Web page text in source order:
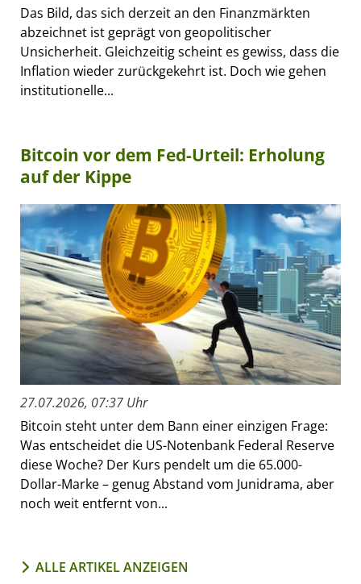
Das Bild, das sich derzeit an den Finanzmärkten
abzeichnet ist geprägt von geopolitischer
Unsicherheit. Gleichzeitig scheint es gewiss, dass die
Inflation wieder zurückgekehrt ist. Doch wie gehen
institutionelle...
Bitcoin vor dem Fed-Urteil: Erholung
auf der Kippe
27.07.2026, 07:37 Uhr
Bitcoin steht unter dem Bann einer einzigen Frage:
Was entscheidet die US-Notenbank Federal Reserve
diese Woche? Der Kurs pendelt um die 65.000-
Dollar-Marke – genug Abstand vom Junidrama, aber
noch weit entfernt von...
ALLE ARTIKEL ANZEIGEN